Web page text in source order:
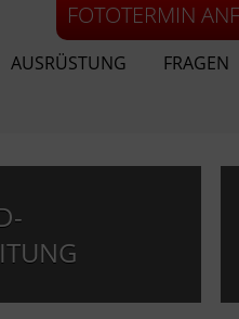
FOTOTERMIN
AUSRÜSTUNG FRAGEN